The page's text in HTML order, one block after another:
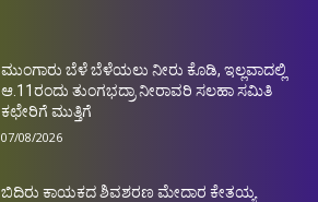
ಮುಂಗಾರು ಬೆಳೆ ಬೆಳೆಯಲು ನೀರು ಕೊಡಿ, ಇಲ್ಲವಾದಲ್ಲಿ
ಆ.11ರಂದು ತುಂಗಭದ್ರಾ ನೀರಾವರಿ ಸಲಹಾ ಸಮಿತಿ
ಕಛೇರಿಗೆ ಮುತ್ತಿಗೆ
07/08/2026
ಬಿದಿರು ಕಾಯಕದ ಶಿವಶರಣ ಮೇದಾರ ಕೇತಯ್ಯ